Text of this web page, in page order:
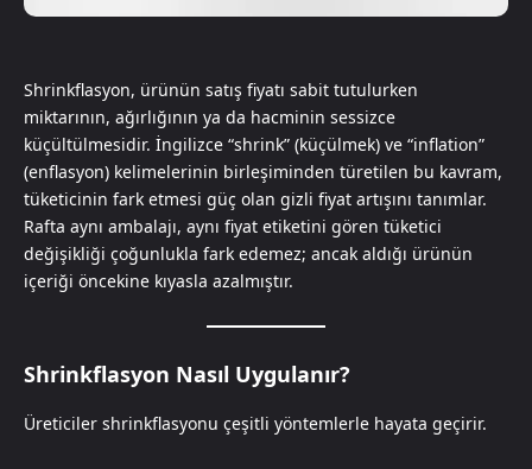
Shrinkflasyon, ürünün satış fiyatı sabit tutulurken
miktarının, ağırlığının ya da hacminin sessizce
küçültülmesidir. İngilizce “shrink” (küçülmek) ve “inflation”
(enflasyon) kelimelerinin birleşiminden türetilen bu kavram,
tüketicinin fark etmesi güç olan gizli fiyat artışını tanımlar.
Rafta aynı ambalajı, aynı fiyat etiketini gören tüketici
değişikliği çoğunlukla fark edemez; ancak aldığı ürünün
içeriği öncekine kıyasla azalmıştır.
Shrinkflasyon Nasıl Uygulanır?
Üreticiler shrinkflasyonu çeşitli yöntemlerle hayata geçirir.